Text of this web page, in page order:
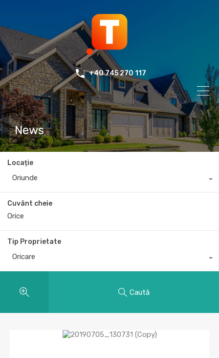
+40 745 270 117
News
Locație
Oriunde
Cuvânt cheie
Tip Proprietate
Oricare
Caută